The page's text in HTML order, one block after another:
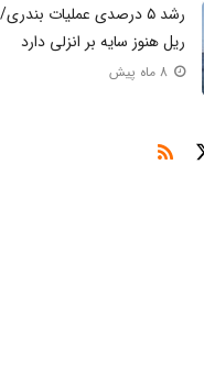
رشد ۵ درصدی عملیات
ریل هنوز سایه بر انزلی دارد
8 ماه پیش